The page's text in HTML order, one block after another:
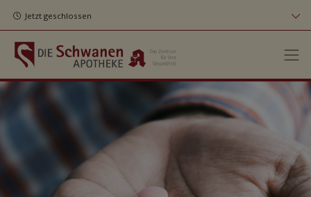
Jetzt geschlossen